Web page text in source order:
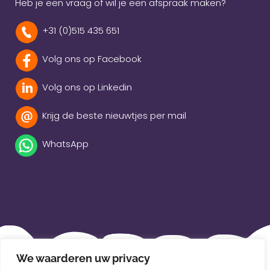
We waarderen uw privacy
Heb je een vraag of wil je een afspraak maken?
+31 (0)515 435 651
Volg ons op Facebook
Volg ons op Linkedin
Krijg de beste nieuwtjes per mail
WhatsApp
Beleidsverklaring